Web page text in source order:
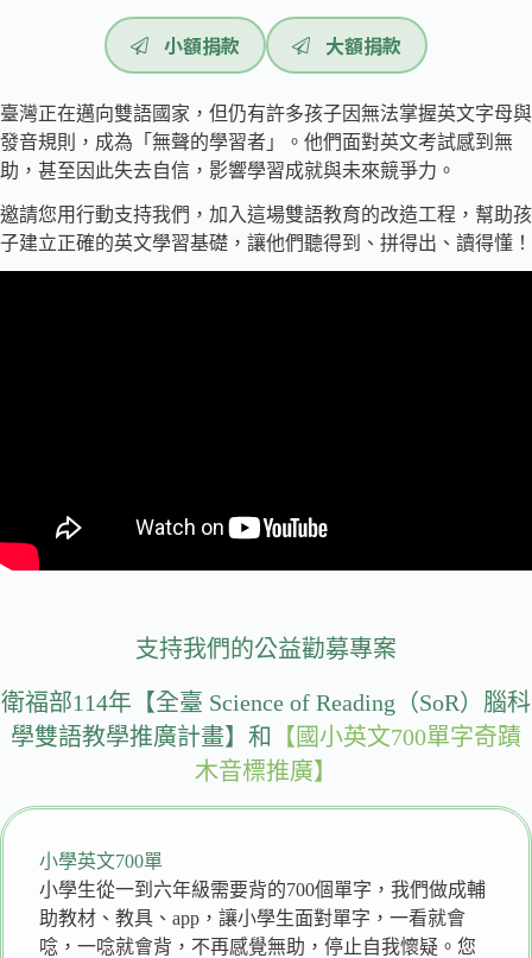
小額捐款 大額捐款
臺灣正在邁向雙語國家，但仍有許多孩子因無法掌握英文字母與
發音規則，成為「無聲的學習者」。他們面對英文考試感到無
助，甚至因此失去自信，影響學習成就與未來競爭力。
邀請您用行動支持我們，加入這場雙語教育的改造工程，幫助孩
子建立正確的英文學習基礎，讓他們聽得到、拼得出、讀得懂！
支持我們的公益勸募專案
衛福部114年【全臺 Science of Reading（SoR）腦科
學雙語教學推廣計畫】和
【國小英文700單字奇蹟
木音標推廣】
小學英文700單
小學生從一到六年級需要背的700個單字，我們做成輔
助教材、教具、app，讓小學生面對單字，一看就會
唸，一唸就會背，不再感覺無助，停止自我懷疑。您